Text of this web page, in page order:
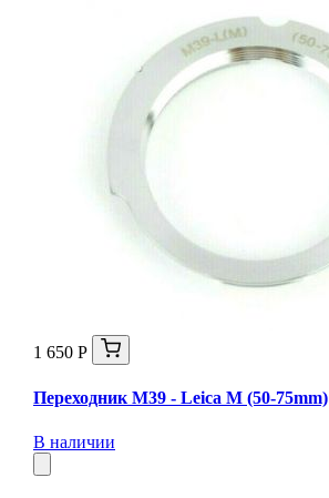
1 650 Р
Переходник M39 - Leica M (50-75mm)
В наличии